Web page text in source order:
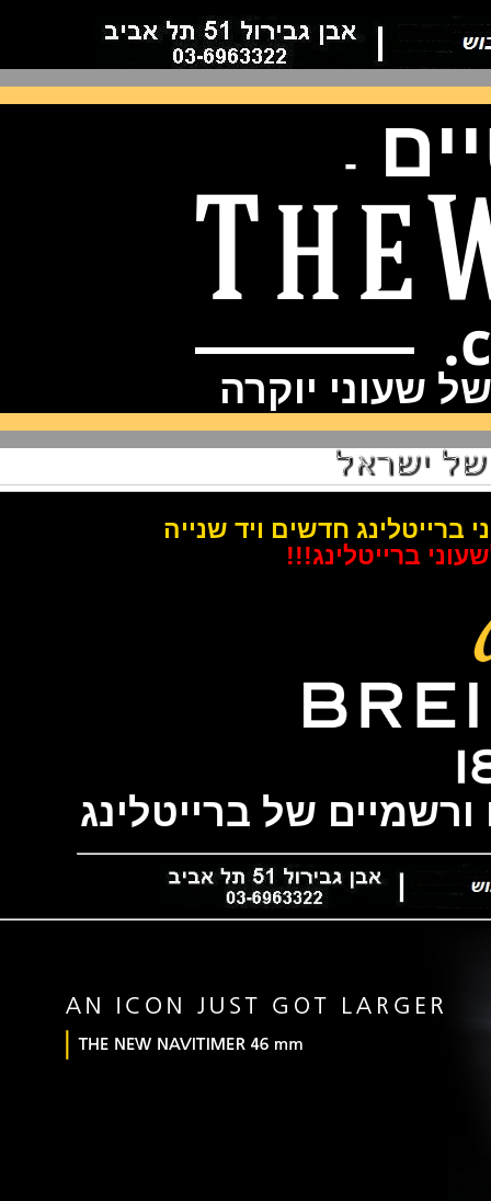
-
יוקרה
חדשים ויד שנייה
ברייטלינג!!!
של ברייטלינג